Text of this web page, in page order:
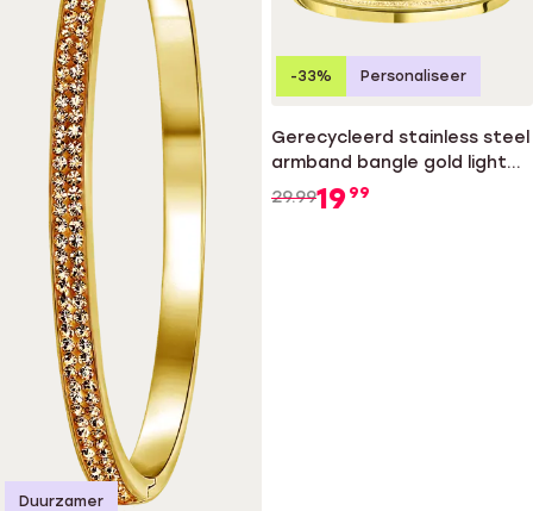
Duurzamer
Gerecycleerd stainless steel
armband bangle gold light
colorado kristal
29.9919 99
-33% Personaliseer